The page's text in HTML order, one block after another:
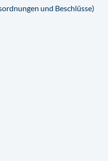
und Beschlüsse)